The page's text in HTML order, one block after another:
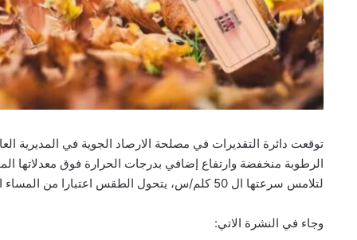
توقعت دائرة التقديرات في مصلحة الارصاد الجوية في المديرية
لتلامس سرعتها ال 50 كلم/س، يتحول الطقس اعتبارا من المساء الى غائم جزئيا بسحب مرتفعة.
وجاء في النشرة الاتي: